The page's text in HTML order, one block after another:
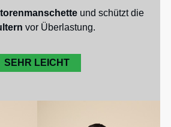
und schützt die
vor Überlastung.
SEHR LEICHT